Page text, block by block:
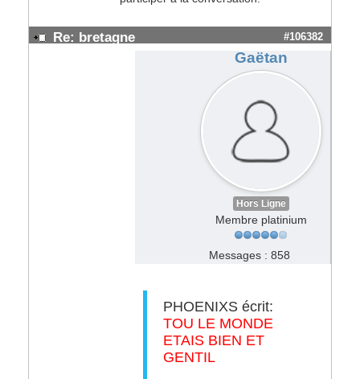
Re: bretagne #106382
Gaëtan
Hors Ligne
Membre platinium
Messages : 858
PHOENIXS écrit:
TOU LE MONDE
ETAIS BIEN ET
GENTIL